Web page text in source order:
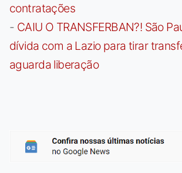
contratações
- CAIU O TRANSFERBAN?! São
dívida com a Lazio para tirar
aguarda liberação